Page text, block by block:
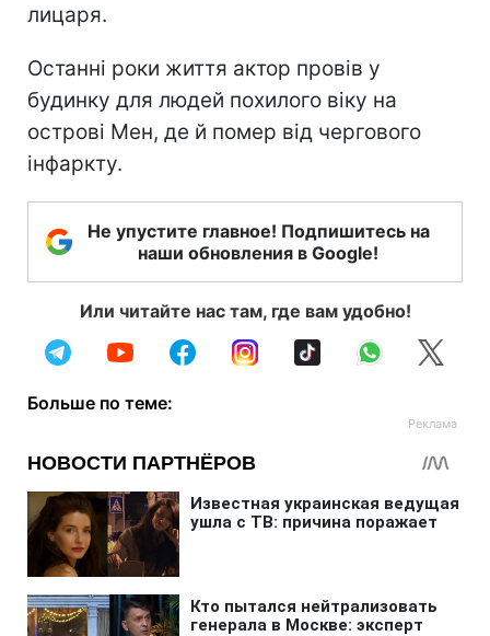
лицаря.
Останні роки життя актор провів у
будинку для людей похилого віку на
острові Мен, де й помер від чергового
інфаркту.
Не упустите главное! Подпишитесь на
наши обновления в Google!
Или читайте нас там, где вам удобно!
Больше по теме: